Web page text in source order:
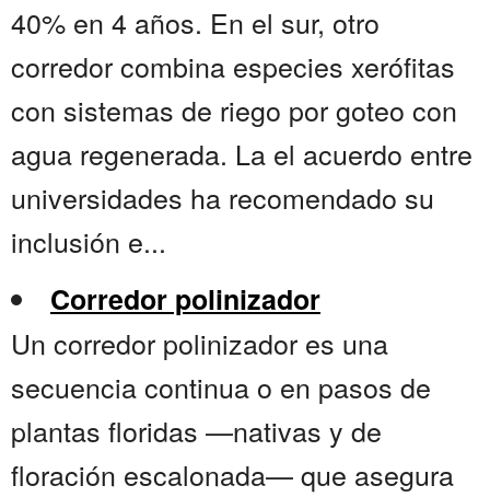
40% en 4 años. En el sur, otro
corredor combina especies xerófitas
con sistemas de riego por goteo con
agua regenerada. La el acuerdo entre
universidades ha recomendado su
inclusión e...
Corredor polinizador
Un corredor polinizador es una
secuencia continua o en pasos de
plantas floridas —nativas y de
floración escalonada— que asegura